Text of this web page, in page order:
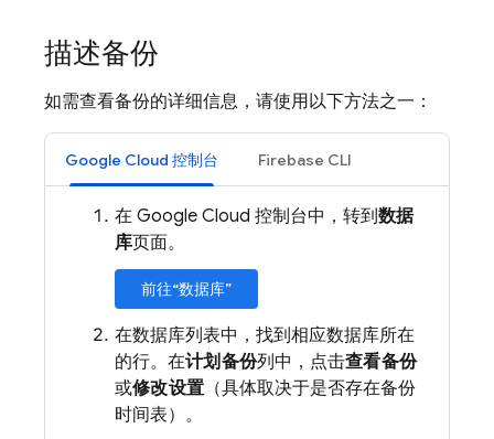
描述备份
如需查看备份的详细信息，请使用以下方法之一：
Google Cloud 控制台 Firebase CLI
在 Google Cloud 控制台中，转到数据
库页面。
前往“数据库”
在数据库列表中，找到相应数据库所在
的行。在计划备份列中，点击查看备份
或修改设置 （具体取决于是否存在备份
时间表）。